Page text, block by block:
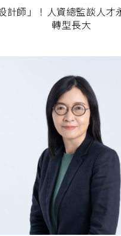
計師」！人資總監談人才
轉型長大